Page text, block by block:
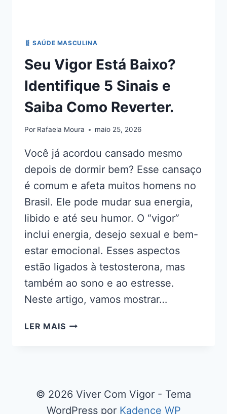
🧬 SAÚDE MASCULINA
Seu Vigor Está Baixo?
Identifique 5 Sinais e
Saiba Como Reverter.
Por Rafaela Moura maio 25, 2026
Você já acordou cansado mesmo
depois de dormir bem? Esse cansaço
é comum e afeta muitos homens no
Brasil. Ele pode mudar sua energia,
libido e até seu humor. O “vigor”
inclui energia, desejo sexual e bem-
estar emocional. Esses aspectos
estão ligados à testosterona, mas
também ao sono e ao estresse.
Neste artigo, vamos mostrar…
LER MAISSEU
SINAIS
© 2026 Viver Com Vigor - Tema
WordPress por Kadence WP